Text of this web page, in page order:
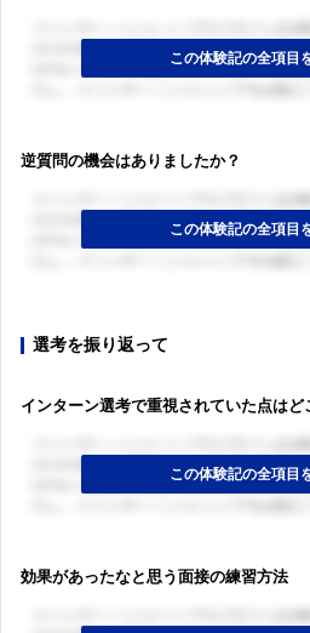
逆質問の機会はありましたか？
選考を振り返って
インターン選考で重視されていた点はど
効果があったなと思う面接の練習方法